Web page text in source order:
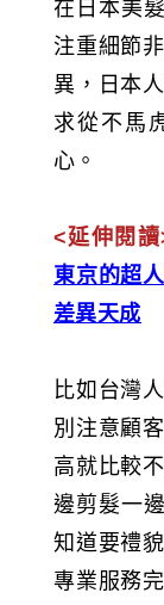
在日本美
注重細節
異，日本
求從不馬
心。
<延伸閱讀
東京的超
差異天成
比如台灣
別注意顧
高就比較
邊剪髮一
知道要禮
專業服務